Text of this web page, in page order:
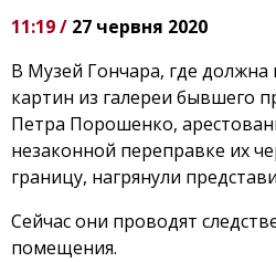
11:19 / 27 червня 2020
В Музей Гончара, где должна
картин из галереи бывшего
Петра Порошенко,
незаконной переправке их
границу, нагрянули
Сейчас они проводят
помещения.